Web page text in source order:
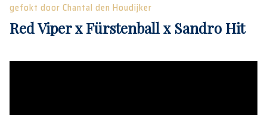
gefokt door Chantal den Houdijker
Red Viper x Fürstenball x Sandro Hit